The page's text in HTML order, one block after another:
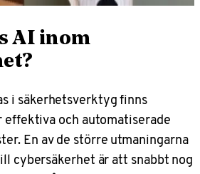
AI inom
i säkerhetsverktyg finns
och automatiserade
En av de större utmaningarna
cybersäkerhet är att snabbt nog